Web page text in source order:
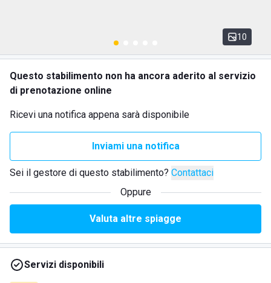
10
Questo stabilimento non ha ancora aderito al servizio
di prenotazione online
Ricevi una notifica appena sarà disponibile
Inviami una notifica
Sei il gestore di questo stabilimento? Contattaci
Oppure
Valuta altre spiagge
Servizi disponibili